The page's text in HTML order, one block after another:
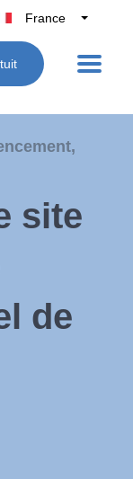
France
Belgique
België
Italie
,
site
de